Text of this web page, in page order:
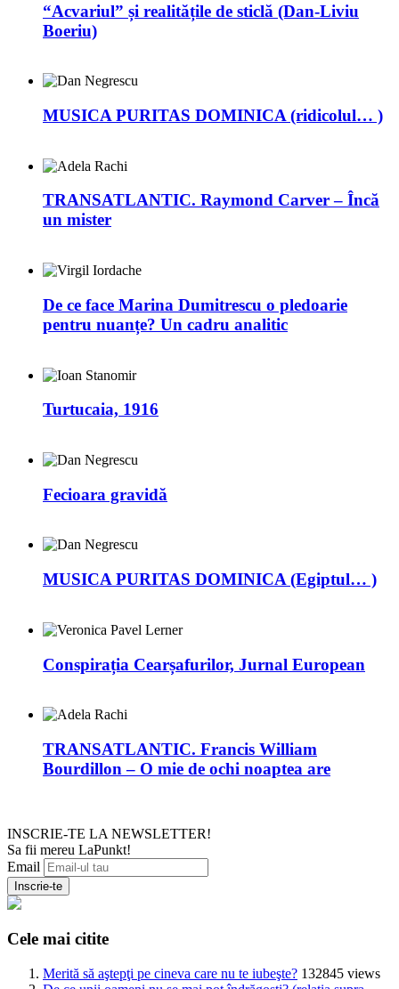
“Acvariul” și realitățile de sticlă (Dan-Liviu
Boeriu)
MUSICA PURITAS DOMINICA (ridicolul… )
TRANSATLANTIC. Raymond Carver – Încă
un mister
De ce face Marina Dumitrescu o pledoarie
pentru nuanțe? Un cadru analitic
Turtucaia, 1916
Fecioara gravidă
MUSICA PURITAS DOMINICA (Egiptul… )
Conspirația Cearșafurilor, Jurnal European
TRANSATLANTIC. Francis William
Bourdillon – O mie de ochi noaptea are
INSCRIE-TE LA NEWSLETTER!
Sa fii mereu LaPunkt!
Email
Cele mai citite
Merită să aştepţi pe cineva care nu te iubeşte? 132845 views